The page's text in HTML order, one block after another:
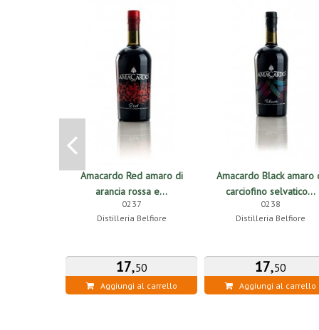
Amacardo Red amaro di
arancia rossa e...
0237
Distilleria Belfiore
17,50
Aggiungi al carrello
Amacardo Black amaro
carciofino selvatico...
0238
Distilleria Belfiore
17,50
Aggiungi al carrello